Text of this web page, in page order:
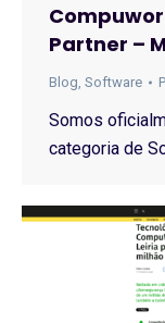
Partner –
Blog Software
Somos
categoria de